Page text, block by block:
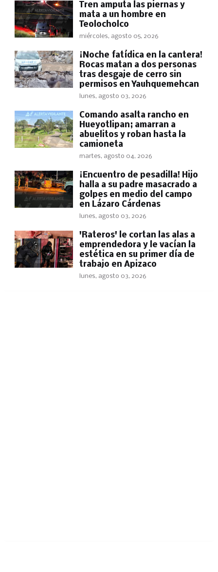
Tren amputa las piernas y
mata a un hombre en
Teolocholco
miércoles, agosto 05, 2026
​¡Noche fatídica en la cantera!
Rocas matan a dos personas
tras desgaje de cerro sin
permisos en Yauhquemehcan
lunes, agosto 03, 2026
Comando asalta rancho en
Hueyotlipan; amarran a
abuelitos y roban hasta la
camioneta
martes, agosto 04, 2026
​¡Encuentro de pesadilla! Hijo
halla a su padre masacrado a
golpes en medio del campo
en Lázaro Cárdenas
lunes, agosto 03, 2026
'Rateros' le cortan las alas a
emprendedora y le vacían la
estética en su primer día de
trabajo en Apizaco
lunes, agosto 03, 2026